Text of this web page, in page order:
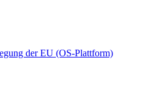
der EU (OS-Plattform)